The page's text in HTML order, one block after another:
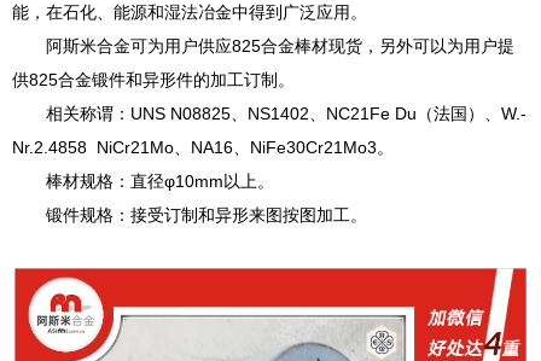
能，在石化、能源和湿法冶金中得到广泛应用。
阿斯米合金可为用户供应825合金棒材现货，另外可以为用户提
供825合金锻件和异形件的加工订制。
相关称谓：UNS N08825、NS1402、NC21Fe Du（法国）、W.-
Nr.2.4858 NiCr21Mo、NA16、NiFe30Cr21Mo3。
棒材规格：直径φ10mm以上。
锻件规格：接受订制和异形来图按图加工。